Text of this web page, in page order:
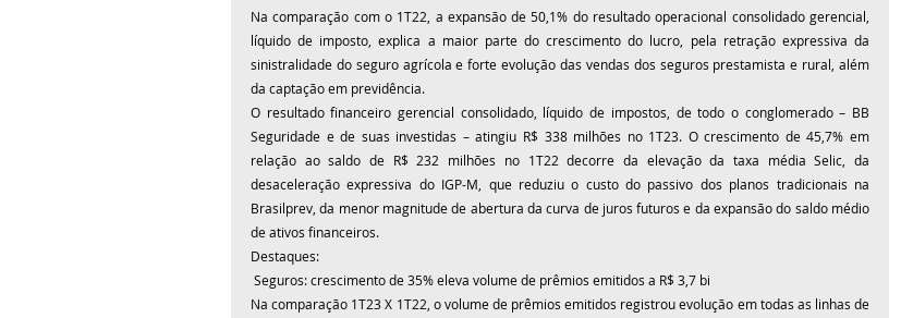
Na comparação com o 1T22, a expansão de 50,1% do resultado operacional consolidado gerencial,
líquido de imposto, explica a maior parte do crescimento do lucro, pela retração expressiva da
sinistralidade do seguro agrícola e forte evolução das vendas dos seguros prestamista e rural, além
da captação em previdência.
O resultado financeiro gerencial consolidado, líquido de impostos, de todo o conglomerado – BB
Seguridade e de suas investidas – atingiu R$ 338 milhões no 1T23. O crescimento de 45,7% em
relação ao saldo de R$ 232 milhões no 1T22 decorre da elevação da taxa média Selic, da
desaceleração expressiva do IGP-M, que reduziu o custo do passivo dos planos tradicionais na
Brasilprev, da menor magnitude de abertura da curva de juros futuros e da expansão do saldo médio
de ativos financeiros.
Destaques:
Seguros: crescimento de 35% eleva volume de prêmios emitidos a R$ 3,7 bi
Na comparação 1T23 X 1T22, o volume de prêmios emitidos registrou evolução em todas as linhas de